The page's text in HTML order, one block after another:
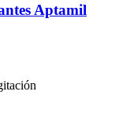
Aptamil